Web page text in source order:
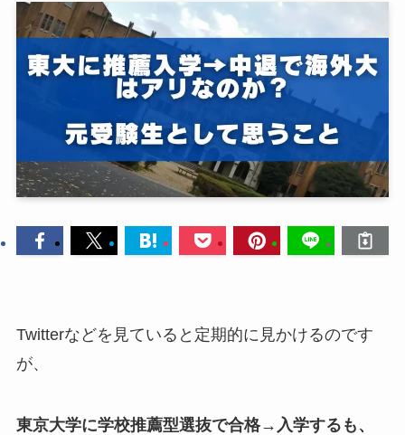
Twitterなどを見ていると定期的に見かけるのです
が、
東京大学に学校推薦型選抜で合格→入学するも、